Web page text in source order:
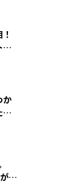
が
か
選